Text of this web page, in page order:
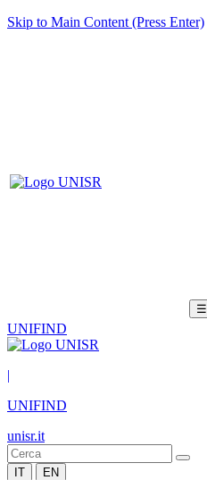
Skip to Main Content (Press Enter)
☰
UNIFIND
|
UNIFIND
unisr.it
IT EN